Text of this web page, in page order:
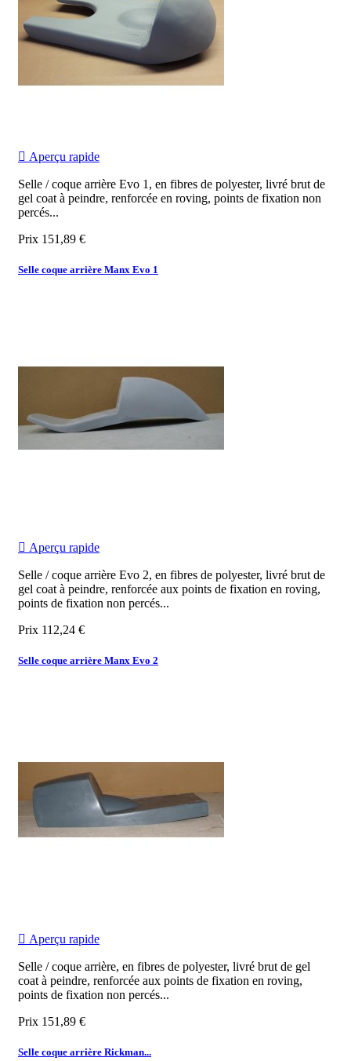
 Aperçu rapide
Selle / coque arrière Evo 1, en fibres de polyester, livré brut de
gel coat à peindre, renforcée en roving, points de fixation non
percés...
Prix 151,89 €
Selle coque arrière Manx Evo 1
 Aperçu rapide
Selle / coque arrière Evo 2, en fibres de polyester, livré brut de
gel coat à peindre, renforcée aux points de fixation en roving,
points de fixation non percés...
Prix 112,24 €
Selle coque arrière Manx Evo 2
 Aperçu rapide
Selle / coque arrière, en fibres de polyester, livré brut de gel
coat à peindre, renforcée aux points de fixation en roving,
points de fixation non percés...
Prix 151,89 €
Selle coque arrière Rickman...